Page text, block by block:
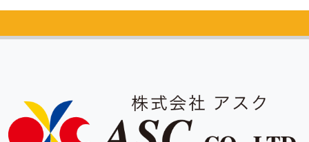
カタログ無料請求